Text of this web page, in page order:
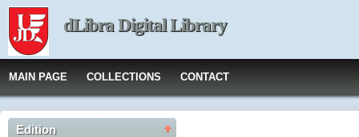
dLibra Digital Library
MAIN PAGE COLLECTIONS CONTACT
Edition